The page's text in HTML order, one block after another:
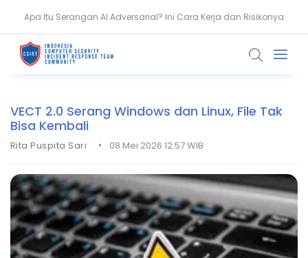
Apa Itu Serangan AI Adversarial? Ini Cara Kerja dan Risikonya
Waspada! Malware Disembunyikan di Gambar SVG Saat Tes
VECT 2.0 Serang Windows dan Linux, File Tak
Bisa Kembali
Rita Puspita Sari • 08 Mei 2026 12.57 WIB